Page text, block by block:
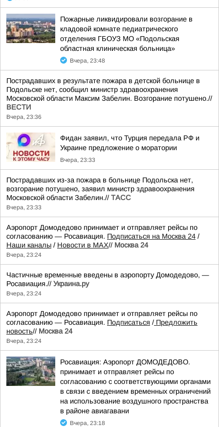
Пожарные ликвидировали возгорание в
кладовой комнате педиатрического
отделения ГБОУЗ МО «Подольская
областная клиническая больница»
Вчера, 23:48
Пострадавших в результате пожара в детской больнице в
Подольске нет, сообщил министр здравоохранения
Московской области Максим Забелин. Возгорание потушено.//
ВЕСТИ
Вчера, 23:36
Фидан заявил, что Турция передала РФ и
Украине предложение о моратории
Вчера, 23:33
Пострадавших из-за пожара в больнице Подольска нет,
возгорание потушено, заявил министр здравоохранения
Московской области Забелин.// ТАСС
Вчера, 23:33
Аэропорт Домодедово принимает и отправляет рейсы по
согласованию — Росавиация. Подписаться на Москва 24 /
Наши каналы / Новости в MAX// Москва 24
Вчера, 23:24
Частичные временные введены в аэропорту Домодедово, —
Росавиация.// Украина.ру
Вчера, 23:24
Аэропорт Домодедово принимает и отправляет рейсы по
согласованию — Росавиация. Подписаться / Предложить
новость// Москва 24
Вчера, 23:24
Росавиация: Аэропорт ДОМОДЕДОВО.
принимает и отправляет рейсы по
согласованию с соответствующими органами
в связи с введением временных ограничений
на использование воздушного пространства
в районе авиагавани
Вчера, 23:18